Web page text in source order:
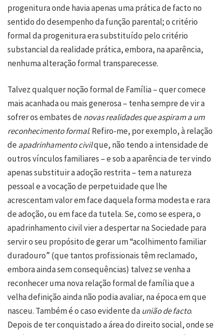
progenitura onde havia apenas uma prática de facto no
sentido do desempenho da função parental; o critério
formal da progenitura era substituído pelo critério
substancial da realidade prática, embora, na aparência,
nenhuma alteração formal transparecesse.
Talvez qualquer noção formal de Família – quer comece
mais acanhada ou mais generosa – tenha sempre de vir a
sofrer os embates denovas realidades que aspiram a um
reconhecimento formal. Refiro-me, por exemplo, à relação
deapadrinhamento civilque, não tendo a intensidade de
outros vínculos familiares – e sob a aparência de ter vindo
apenas substituir a adoção restrita – tem a natureza
pessoal e a vocação de perpetuidade que lhe
acrescentam valor em face daquela forma modesta e rara
de adoção, ou em face da tutela. Se, como se espera, o
apadrinhamento civil vier a despertar na Sociedade para
servir o seu propósito de gerar um “acolhimento familiar
duradouro” (que tantos profissionais têm reclamado,
embora ainda sem consequências) talvez se venha a
reconhecer uma nova relação formal de família que a
velha definição ainda não podia avaliar, na época em que
nasceu. Também é o caso evidente da união de facto.
Depois de ter conquistado a área do direito social, onde se